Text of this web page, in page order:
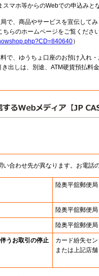
マホ等からのWebでの申込みと
で、商品やサービスを宣伝して
らのホームページをご覧くださ
）
で、ゆうちょ口座のお預け入れ
出しは、別途、ATM硬貨預払料
合わせ先が異なります。お電話
陸奥平舘郵便局
陸奥平舘郵便局
陸奥平舘郵便局
うお取引の停止
カード紛失セ
または上記店舗